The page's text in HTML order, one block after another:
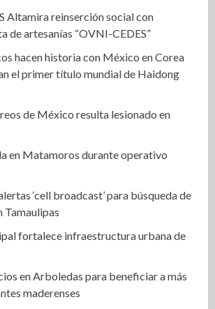
Altamira reinserción social con
de artesanías “OVNI-CEDES”
hacen historia con México en Corea
el primer título mundial de Haidong
de México resulta lesionado en
en Matamoros durante operativo
‘cell broadcast’ para búsqueda de
Tamaulipas
fortalece infraestructura urbana de
en Arboledas para beneficiar a más
maderenses